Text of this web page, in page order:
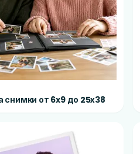
снимки от 6x9 до 25х38